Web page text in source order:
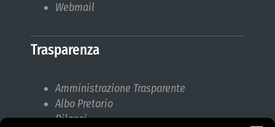
Webmail
Trasparenza
Amministrazione Trasparente
Albo Pretorio
Bilanci